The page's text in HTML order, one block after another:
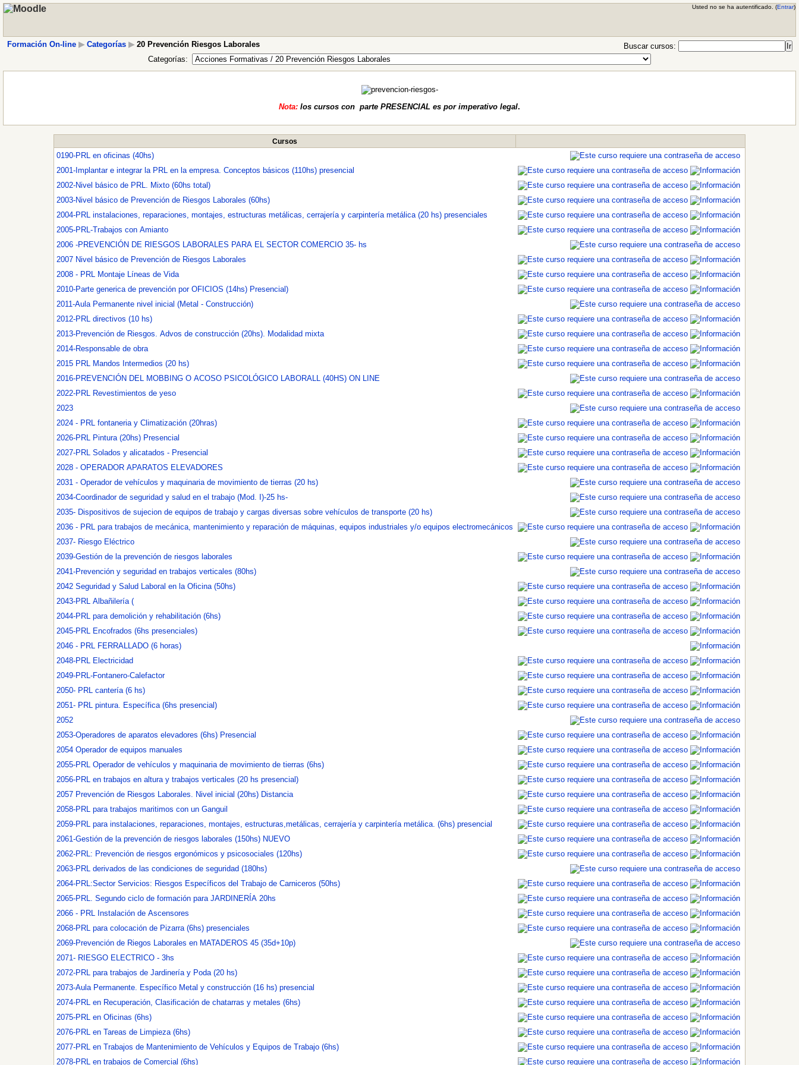
Usted no se ha autentificado. (Entrar)
Formación On-line ▶ Categorías ▶20 Prevención Riesgos Laborales
Buscar cursos:
Categorías:
Nota: los cursos con parte PRESENCIAL es por imperativo legal.
Cursos
0190-PRL en oficinas (40hs)
2001-Implantar e integrar la PRL en la empresa. Conceptos básicos (110hs) presencial
2002-Nivel básico de PRL. Mixto (60hs total)
2003-Nivel básico de Prevención de Riesgos Laborales (60hs)
2004-PRL instalaciones, reparaciones, montajes, estructuras metálicas, cerrajería y carpintería metálica (20 hs) presenciales
2005-PRL-Trabajos con Amianto
2006 -PREVENCIÓN DE RIESGOS LABORALES PARA EL SECTOR COMERCIO 35- hs
2007 Nivel básico de Prevención de Riesgos Laborales
2008 - PRL Montaje Líneas de Vida
2010-Parte generica de prevención por OFICIOS (14hs) Presencial)
2011-Aula Permanente nivel inicial (Metal - Construcción)
2012-PRL directivos (10 hs)
2013-Prevención de Riesgos. Advos de construcción (20hs). Modalidad mixta
2014-Responsable de obra
2015 PRL Mandos Intermedios (20 hs)
2016-PREVENCIÓN DEL MOBBING O ACOSO PSICOLÓGICO LABORALL (40HS) ON LINE
2022-PRL Revestimientos de yeso
2023
2024 - PRL fontaneria y Climatización (20hras)
2026-PRL Pintura (20hs) Presencial
2027-PRL Solados y alicatados - Presencial
2028 - OPERADOR APARATOS ELEVADORES
2031 - Operador de vehículos y maquinaria de movimiento de tierras (20 hs)
2034-Coordinador de seguridad y salud en el trabajo (Mod. I)-25 hs-
2035- Dispositivos de sujecion de equipos de trabajo y cargas diversas sobre vehículos de transporte (20 hs)
2036 - PRL para trabajos de mecánica, mantenimiento y reparación de máquinas, equipos industriales y/o equipos electromecánicos
2037- Riesgo Eléctrico
2039-Gestión de la prevención de riesgos laborales
2041-Prevención y seguridad en trabajos verticales (80hs)
2042 Seguridad y Salud Laboral en la Oficina (50hs)
2043-PRL Albañilería (
2044-PRL para demolición y rehabilitación (6hs)
2045-PRL Encofrados (6hs presenciales)
2046 - PRL FERRALLADO (6 horas)
2048-PRL Electricidad
2049-PRL-Fontanero-Calefactor
2050- PRL cantería (6 hs)
2051- PRL pintura. Específica (6hs presencial)
2052
2053-Operadores de aparatos elevadores (6hs) Presencial
2054 Operador de equipos manuales
2055-PRL Operador de vehículos y maquinaria de movimiento de tierras (6hs)
2056-PRL en trabajos en altura y trabajos verticales (20 hs presencial)
2057 Prevención de Riesgos Laborales. Nivel inicial (20hs) Distancia
2058-PRL para trabajos maritimos con un Ganguil
2059-PRL para instalaciones, reparaciones, montajes, estructuras,metálicas, cerrajería y carpintería metálica. (6hs) presencial
2061-Gestión de la prevención de riesgos laborales (150hs) NUEVO
2062-PRL: Prevención de riesgos ergonómicos y psicosociales (120hs)
2063-PRL derivados de las condiciones de seguridad (180hs)
2064-PRL:Sector Servicios: Riesgos Específicos del Trabajo de Carniceros (50hs)
2065-PRL. Segundo ciclo de formación para JARDINERÍA 20hs
2066 - PRL Instalación de Ascensores
2068-PRL para colocación de Pizarra (6hs) presenciales
2069-Prevención de Riegos Laborales en MATADEROS 45 (35d+10p)
2071- RIESGO ELECTRICO - 3hs
2072-PRL para trabajos de Jardinería y Poda (20 hs)
2073-Aula Permanente. Específico Metal y construcción (16 hs) presencial
2074-PRL en Recuperación, Clasificación de chatarras y metales (6hs)
2075-PRL en Oficinas (6hs)
2076-PRL en Tareas de Limpieza (6hs)
2077-PRL en Trabajos de Mantenimiento de Vehículos y Equipos de Trabajo (6hs)
2078-PRL en trabajos de Comercial (6hs)